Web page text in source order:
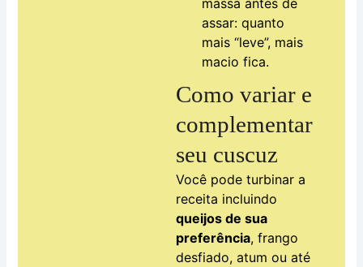
assar: quanto
mais “leve”, mais
macio fica.
Como variar e
complementar
seu cuscuz
Você pode turbinar a
receita incluindo
queijos de sua
preferência, frango
desfiado, atum ou até